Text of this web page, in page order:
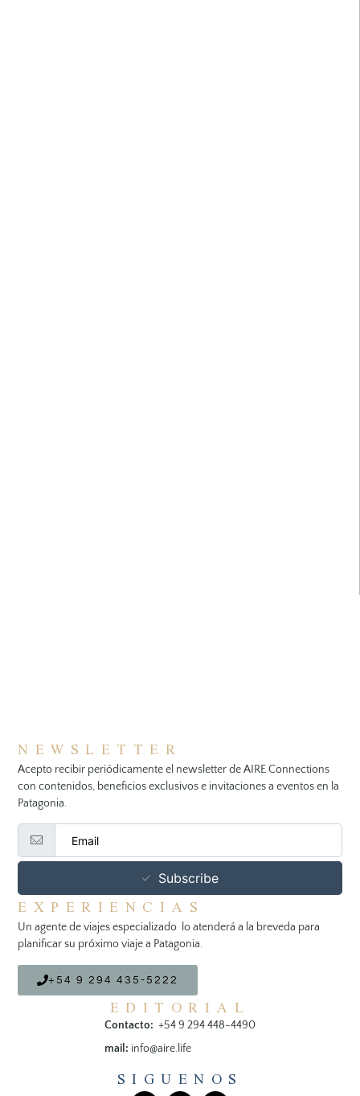
NEWSLETTER
Acepto recibir periódicamente el newsletter de AIRE Connections
con contenidos, beneficios exclusivos e invitaciones a eventos en la
Patagonia.
Subscribe
EXPERIENCIAS
Un agente de viajes especializado lo atenderá a la breveda para
planificar su próximo viaje a Patagonia.
+54 9 294 435-5222
EDITORIAL
Contacto: +54 9 294 448-4490
mail: info@aire.life
SIGUENOS